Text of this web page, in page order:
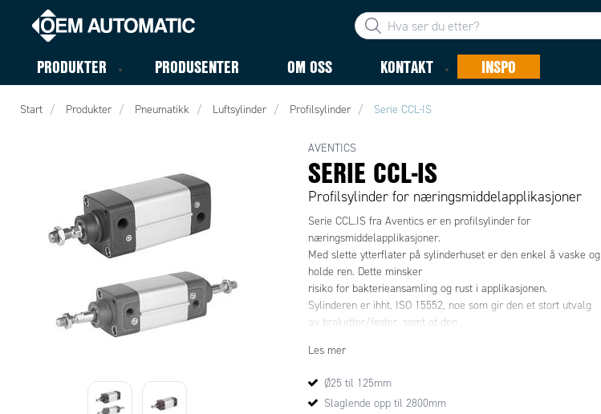
PRODUKTER PRODUSENTER OM OSS KONTAKT INSPO
Start Produkter Pneumatikk Luftsylinder Profilsylinder Serie CCL-IS
AVENTICS
SERIE CCL-IS
Profilsylinder for næringsmiddelapplikasjoner
Serie CCL.IS fra Aventics er en profilsylinder for
næringsmiddelapplikasjoner.
Med slette ytterflater på sylinderhuset er den enkel å vaske og
holde ren. Dette minsker
risiko for bakterieansamling og rust i applikasjonen.
Sylinderen er ihht. ISO 15552, noe som gir den et stort utvalg
av braketter/fester, samt at den
CCL-IS er næringsmiddelgodkjent ihht. FDA / NSF.
Kontakt avd Trykk & Flow for hjelp med valg av sylinder, eller
for mer informasjon.
Les mer
Ø25 til 125mm
Slaglende opp til 2800mm